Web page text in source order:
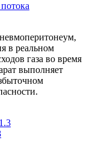
в реальном
газа во время
выполняет